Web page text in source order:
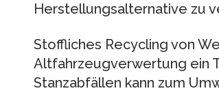
Herstellungsalternative zu
Stoffliches Recycling von
Altfahrzeugverwertung ein
Stanzabfällen kann zum